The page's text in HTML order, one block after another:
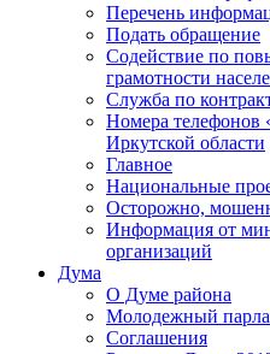
Перечень
Подать обращение
Содействие по
грамотности
Служба по
Номера телефонов
Иркутской области
Главное
Национальные
Осторожно,
Информация от
организаций
Дума
О Думе района
Молодежный
Соглашения